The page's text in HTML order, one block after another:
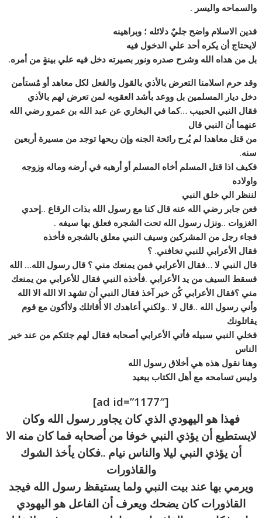
والسماحه واليسر .
فدين الاسلام واضح جليٌ دلائله ؛ وبراهينه
لايحتاج أن يكره أحد علي الدخول فيه
بل من هداه الله وشرح صدره ونور بصيرته دخل فيه علي بينةٍ من أمره.
وقد حرم اسلامنا التعرض بالأذي بالقول والفعل لكل معاهد أو مُستأمن
دخل ديار المسلمين بل ووعد بأشد العقوبه لمن تعرض لهم بالأذي
فقال النبي الحبيب …كما في البخاري عن عبد الله بن عمرو رضي الله
عنهما أن النبي قال
من قتل معاهدا لم يُرح رائحة الجنه وإن ريحها توجد من مسيرة أربعين
سنه.
فكيف اذا قتل المسلم أخاه المسلم أو أرهبه في أرضه وماله وزوجه
واولاده
لننظر الي خلق النبي
فعن جابر رضي الله عنه قال كنا مع رسول الله بذات الرقاع ..إحدي
الغزوات ..ونزل رسول الله تحت الشجره فعلق بها سيفه .
فجاء رجل من المشركين وسيف النبي معلق بالشجره فأخذه
فقال الأعرابي للنبي تخافني. ؟
قال النبي لا …فقال الأعرابي فمن يمنعك مني ؟ قال رسول الله… الله
فسقط السيف من يد الأعرابي .فأخذه النبي فقال للأعرابي من يمنعك
مني ؟فقال الأعرابي كُن خير آخذ فقال النبي أن تشهد الا الله الا الله
وأني رسول الله ..قال لا ..ولكني أعاهدك الا أُقاتلك ولاأكون مع قوم
يقاتلونك
فخلي النبي سبيله فأتي الأعرابي أصحابه فقال لهم جئتكم من عند خير
الناس
وهنا نقول هذه هي أخلاق رسول الله
وليس تسامحه مع أهل الكتاب ببعيد
[ad id=”1177″]
فهذا هو اليهودي الذي كان يجاور رسول الله وكان
لايستطيع أن يؤذي النبي خوفا من أصحابه فما كان منه الا
أن يؤذي النبي ليلا والناس نيام ..فكان يأخذ الشوك
والقاذورات
ويرمي بها عند بيت النبي ولما يستيقظ رسول الله فيجد
القاذورات كان يضحك ويعرف أن الفاعل هو اليهودي